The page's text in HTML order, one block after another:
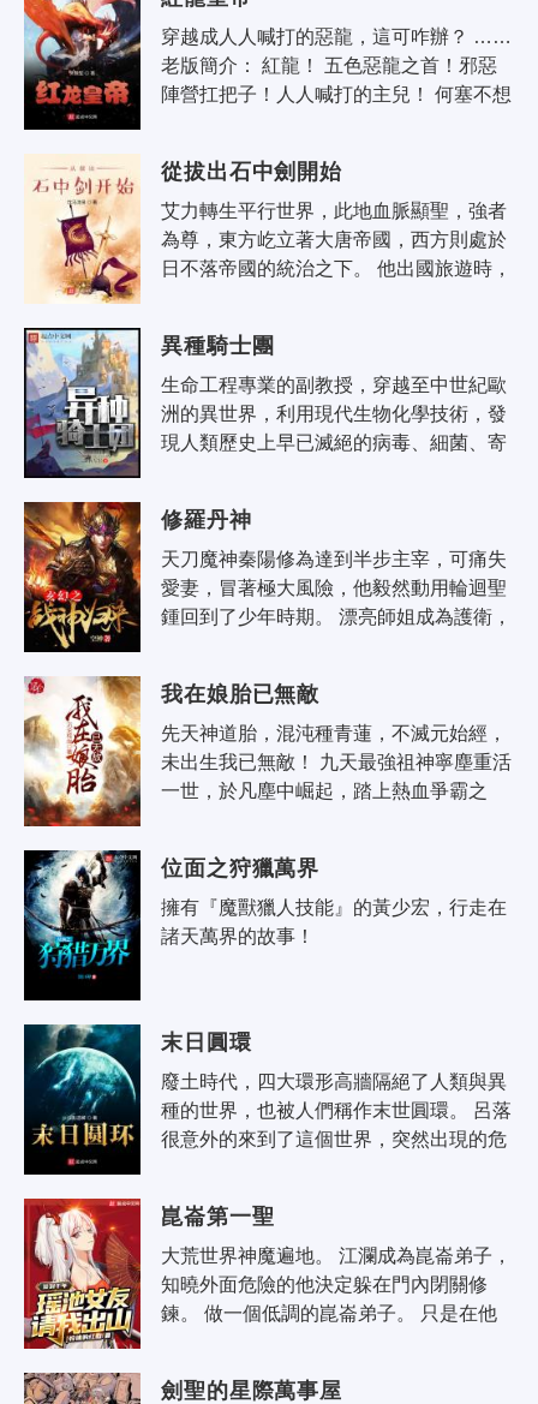
穿越成人人喊打的惡龍，這可咋辦？ ……
老版簡介： 紅龍！ 五色惡龍之首！邪惡
陣營扛把子！人人喊打的主兒！ 何塞不想
從拔出石中劍開始
艾力轉生平行世界，此地血脈顯聖，強者
為尊，東方屹立著大唐帝國，西方則處於
日不落帝國的統治之下。 他出國旅遊時，
異種騎士團
生命工程專業的副教授，穿越至中世紀歐
洲的異世界，利用現代生物化學技術，發
現人類歷史上早已滅絕的病毒、細菌、寄
修羅丹神
天刀魔神秦陽修為達到半步主宰，可痛失
愛妻，冒著極大風險，他毅然動用輪迴聖
鍾回到了少年時期。 漂亮師姐成為護衛，
我在娘胎已無敵
先天神道胎，混沌種青蓮，不滅元始經，
未出生我已無敵！ 九天最強祖神寧塵重活
一世，於凡塵中崛起，踏上熱血爭霸之
位面之狩獵萬界
擁有『魔獸獵人技能』的黃少宏，行走在
諸天萬界的故事！
末日圓環
廢土時代，四大環形高牆隔絕了人類與異
種的世界，也被人們稱作末世圓環。 呂落
很意外的來到了這個世界，突然出現的危
崑崙第一聖
大荒世界神魔遍地。 江瀾成為崑崙弟子，
知曉外面危險的他決定躲在門內閉關修
鍊。 做一個低調的崑崙弟子。 只是在他
劍聖的星際萬事屋